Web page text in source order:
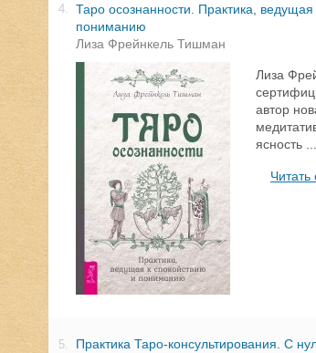
4.
Таро осознанности. Практика, ведущая
пониманию
Лиза Фрейнкель Тишман
Лиза
автор
ясность
Читать
5.
Практика Таро-консультирования. С